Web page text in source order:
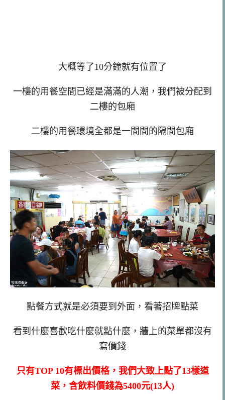
大概等了10分鐘就有位置了
一樓的用餐空間已經是滿滿的人潮，我們被分配到
二樓的包廂
二樓的用餐環境全都是一間間的隔間包廂
點餐方式就是必須要到外面，看著招牌點菜
看到什麼喜歡吃什麼就點什麼，牆上的菜單都沒有
寫價錢
只有TOP 10有標出價格，我們大致上點了13樣道
菜，含飲料價錢為5400元(13人)